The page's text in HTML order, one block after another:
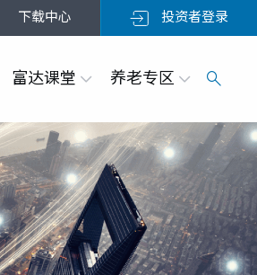
下载中心 投资者登录
富达课堂 养老专区